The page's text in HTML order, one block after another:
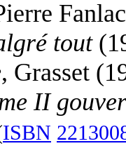
tout
, Grasset
II
ISBN